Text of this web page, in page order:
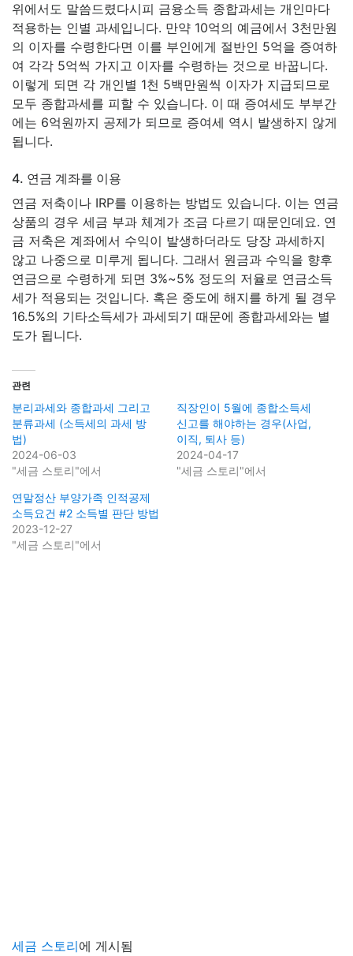
위에서도 말씀드렸다시피 금융소득 종합과세는 개인마다
적용하는 인별 과세입니다. 만약 10억의 예금에서 3천만원
의 이자를 수령한다면 이를 부인에게 절반인 5억을 증여하
여 각각 5억씩 가지고 이자를 수령하는 것으로 바꿉니다.
이렇게 되면 각 개인별 1천 5백만원씩 이자가 지급되므로
모두 종합과세를 피할 수 있습니다. 이 때 증여세도 부부간
에는 6억원까지 공제가 되므로 증여세 역시 발생하지 않게
됩니다.
4. 연금 계좌를 이용
연금 저축이나 IRP를 이용하는 방법도 있습니다. 이는 연금
상품의 경우 세금 부과 체계가 조금 다르기 때문인데요. 연
금 저축은 계좌에서 수익이 발생하더라도 당장 과세하지
않고 나중으로 미루게 됩니다. 그래서 원금과 수익을 향후
연금으로 수령하게 되면 3%~5% 정도의 저율로 연금소득
세가 적용되는 것입니다. 혹은 중도에 해지를 하게 될 경우
16.5%의 기타소득세가 과세되기 때문에 종합과세와는 별
도가 됩니다.
관련
분리과세와 종합과세 그리고
분류과세 (소득세의 과세 방
법)
2024-06-03
"세금 스토리"에서
직장인이 5월에 종합소득세
신고를 해야하는 경우(사업,
이직, 퇴사 등)
2024-04-17
"세금 스토리"에서
연말정산 부양가족 인적공제
소득요건 #2 소득별 판단 방법
2023-12-27
"세금 스토리"에서
세금 스토리에 게시됨